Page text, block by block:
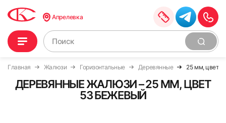
Апрелевка
Главная Жалюзи Горизонтальные Деревянные 25 мм, цвет
ДЕРЕВЯННЫЕ ЖАЛЮЗИ – 25 ММ, ЦВЕТ
53 БЕЖЕВЫЙ